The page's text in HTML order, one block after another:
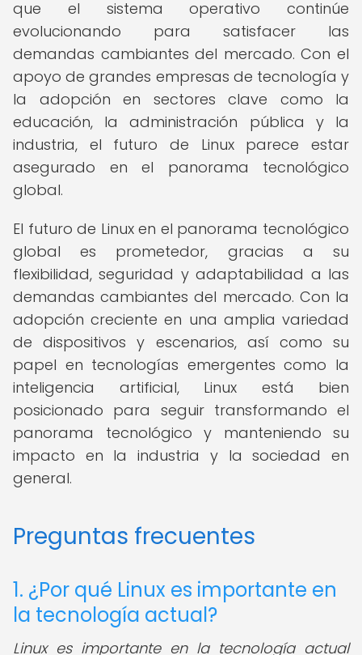
que el sistema operativo continúe
evolucionando para satisfacer las
demandas cambiantes del mercado. Con el
apoyo de grandes empresas de tecnología y
la adopción en sectores clave como la
educación, la administración pública y la
industria, el futuro de Linux parece estar
asegurado en el panorama tecnológico
global.
El futuro de Linux en el panorama tecnológico
global es prometedor, gracias a su
flexibilidad, seguridad y adaptabilidad a las
demandas cambiantes del mercado. Con la
adopción creciente en una amplia variedad
de dispositivos y escenarios, así como su
papel en tecnologías emergentes como la
inteligencia artificial, Linux está bien
posicionado para seguir transformando el
panorama tecnológico y manteniendo su
impacto en la industria y la sociedad en
general.
Preguntas frecuentes
1. ¿Por qué Linux es importante en
la tecnología actual?
Linux es importante en la tecnología actual